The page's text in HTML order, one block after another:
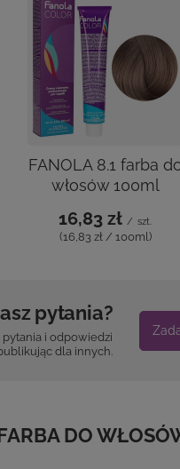
FANOLA 8.1 farba do
16,83 zł / szt.
publikując dla innych.